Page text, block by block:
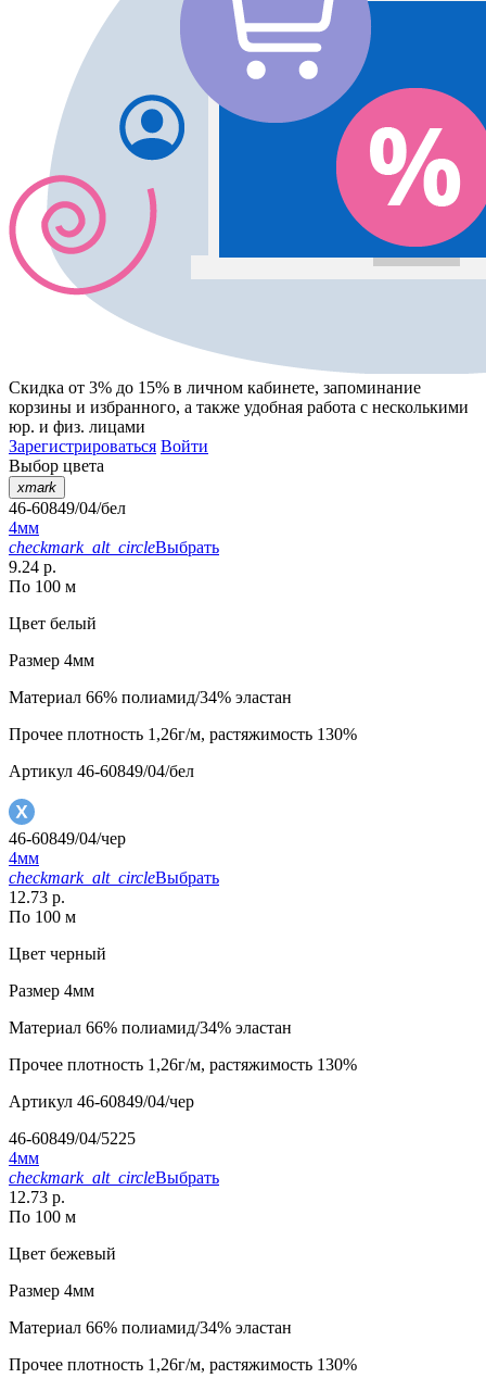
Скидка от 3% до 15% в личном кабинете, запоминание
корзины и избранного, а также удобная работа с несколькими
юр. и физ. лицами
Зарегистрироваться Войти
Выбор цвета
xmark
46-60849/04/бел
4мм
checkmark_alt_circleВыбрать
9.24 р.
По 100 м
Цвет белый
Размер 4мм
Материал 66% полиамид/34% эластан
Прочее плотность 1,26г/м, растяжимость 130%
Артикул 46-60849/04/бел
46-60849/04/чер
4мм
checkmark_alt_circleВыбрать
12.73 р.
По 100 м
Цвет черный
Размер 4мм
Материал 66% полиамид/34% эластан
Прочее плотность 1,26г/м, растяжимость 130%
Артикул 46-60849/04/чер
46-60849/04/5225
4мм
checkmark_alt_circleВыбрать
12.73 р.
По 100 м
Цвет бежевый
Размер 4мм
Материал 66% полиамид/34% эластан
Прочее плотность 1,26г/м, растяжимость 130%